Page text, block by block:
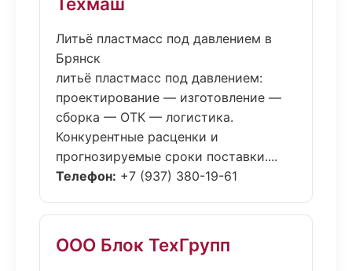
Литьё пластмасс под давлением в
Брянск
литьё пластмасс под давлением:
проектирование — изготовление —
сборка — ОТК — логистика.
Конкурентные расценки и
прогнозируемые сроки поставки....
Телефон: +7 (937) 380-19-61
ООО Блок ТехГрупп